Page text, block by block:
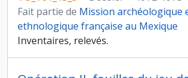
Fait partie de Mission archéologique
ethnologique française au Mexique
Inventaires, relevés.